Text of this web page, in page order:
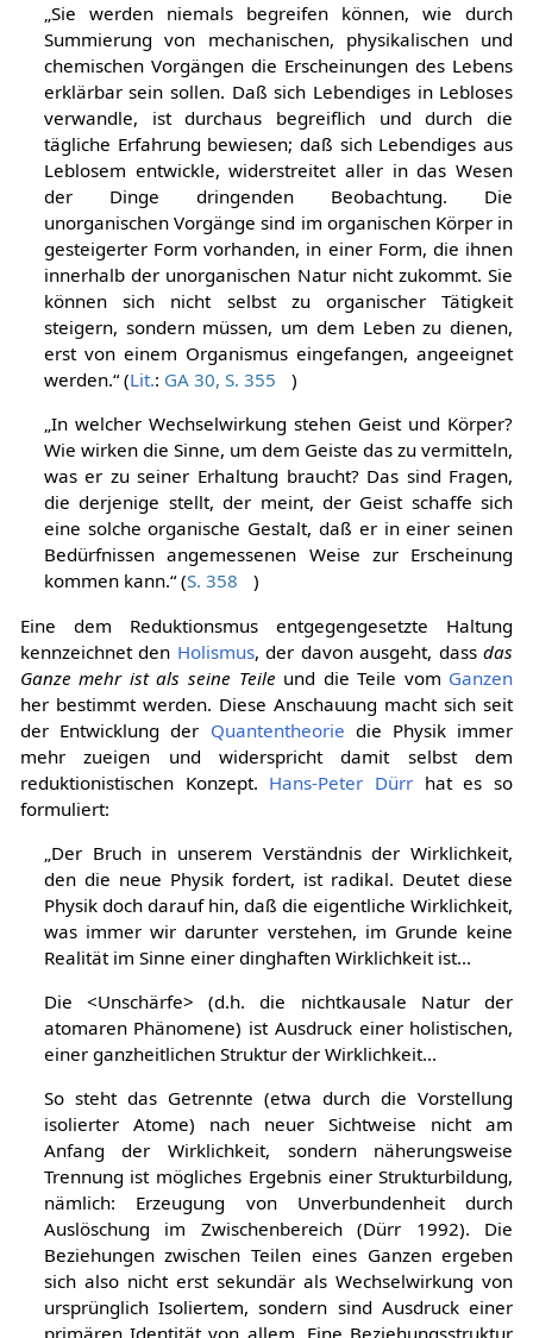
„Sie werden niemals begreifen können, wie durch
Summierung von mechanischen, physikalischen und
chemischen Vorgängen die Erscheinungen des Lebens
erklärbar sein sollen. Daß sich Lebendiges in Lebloses
verwandle, ist durchaus begreiflich und durch die
tägliche Erfahrung bewiesen; daß sich Lebendiges aus
Leblosem entwickle, widerstreitet aller in das Wesen
der Dinge dringenden Beobachtung. Die
unorganischen Vorgänge sind im organischen Körper in
gesteigerter Form vorhanden, in einer Form, die ihnen
innerhalb der unorganischen Natur nicht zukommt. Sie
können sich nicht selbst zu organischer Tätigkeit
steigern, sondern müssen, um dem Leben zu dienen,
erst von einem Organismus eingefangen, angeeignet
werden.“ (Lit.: GA 30, S. 355
)
„In welcher Wechselwirkung stehen Geist und Körper?
Wie wirken die Sinne, um dem Geiste das zu vermitteln,
was er zu seiner Erhaltung braucht? Das sind Fragen,
die derjenige stellt, der meint, der Geist schaffe sich
eine solche organische Gestalt, daß er in einer seinen
Bedürfnissen angemessenen Weise zur Erscheinung
kommen kann.“ (S. 358
)
Eine dem Reduktionsmus entgegengesetzte Haltung
kennzeichnet den Holismus, der davon ausgeht, dassdas
Ganze mehr ist als seine Teile und die Teile vom Ganzen
her bestimmt werden. Diese Anschauung macht sich seit
der Entwicklung der Quantentheorie die Physik immer
mehr zueigen und widerspricht damit selbst dem
reduktionistischen Konzept. Hans-Peter Dürr hat es so
formuliert:
„Der Bruch in unserem Verständnis der Wirklichkeit,
den die neue Physik fordert, ist radikal. Deutet diese
Physik doch darauf hin, daß die eigentliche Wirklichkeit,
was immer wir darunter verstehen, im Grunde keine
Realität im Sinne einer dinghaften Wirklichkeit ist...
Die <Unschärfe> (d.h. die nichtkausale Natur der
atomaren Phänomene) ist Ausdruck einer holistischen,
einer ganzheitlichen Struktur der Wirklichkeit...
So steht das Getrennte (etwa durch die Vorstellung
isolierter Atome) nach neuer Sichtweise nicht am
Anfang der Wirklichkeit, sondern näherungsweise
Trennung ist mögliches Ergebnis einer Strukturbildung,
nämlich: Erzeugung von Unverbundenheit durch
Auslöschung im Zwischenbereich (Dürr 1992). Die
Beziehungen zwischen Teilen eines Ganzen ergeben
sich also nicht erst sekundär als Wechselwirkung von
ursprünglich Isoliertem, sondern sind Ausdruck einer